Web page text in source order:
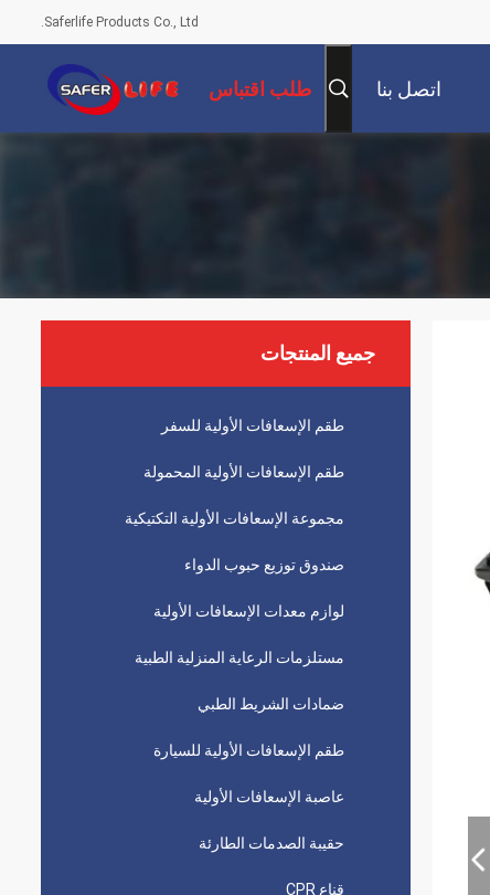
Saferlife Products Co., Ltd.
اتصل بنا طلب اقتباس
جميع المنتجات
طقم الإسعافات الأولية للسفر
طقم الإسعافات الأولية المحمولة
مجموعة الإسعافات الأولية التكتيكية
صندوق توزيع حبوب الدواء
لوازم معدات الإسعافات الأولية
مستلزمات الرعاية المنزلية الطبية
ضمادات الشريط الطبي
طقم الإسعافات الأولية للسيارة
عاصبة الإسعافات الأولية
حقيبة الصدمات الطارئة
قناع CPR